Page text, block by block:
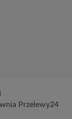
Przelewy24